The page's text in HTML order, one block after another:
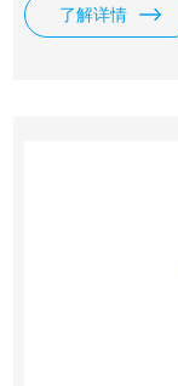
了解详情